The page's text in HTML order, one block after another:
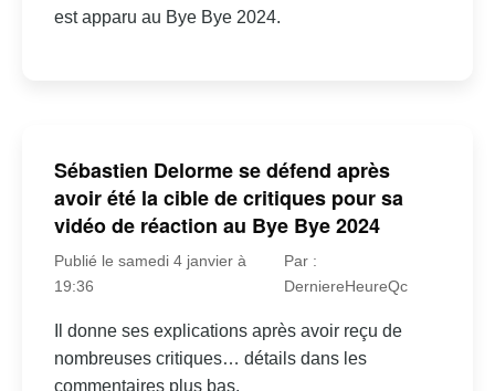
est apparu au Bye Bye 2024.
Sébastien Delorme se défend après
avoir été la cible de critiques pour sa
vidéo de réaction au Bye Bye 2024
Publié le samedi 4 janvier à
19:36
Par :
DerniereHeureQc
Il donne ses explications après avoir reçu de
nombreuses critiques… détails dans les
commentaires plus bas.